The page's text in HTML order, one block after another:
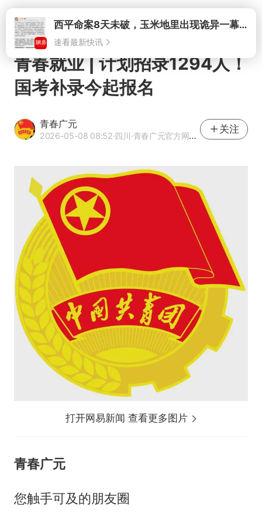
打开西平命案8天未破，玉米地里出现诡异一幕，我突然想起了欧金中
速看最新快讯
青春就业 | 计划招录1294人！
国考补录今起报名
青春广元
2026-05-08 08:52·四川·青春广元官方网易号
关注
打开网易新闻 查看更多图片
青春广元
您触手可及的朋友圈